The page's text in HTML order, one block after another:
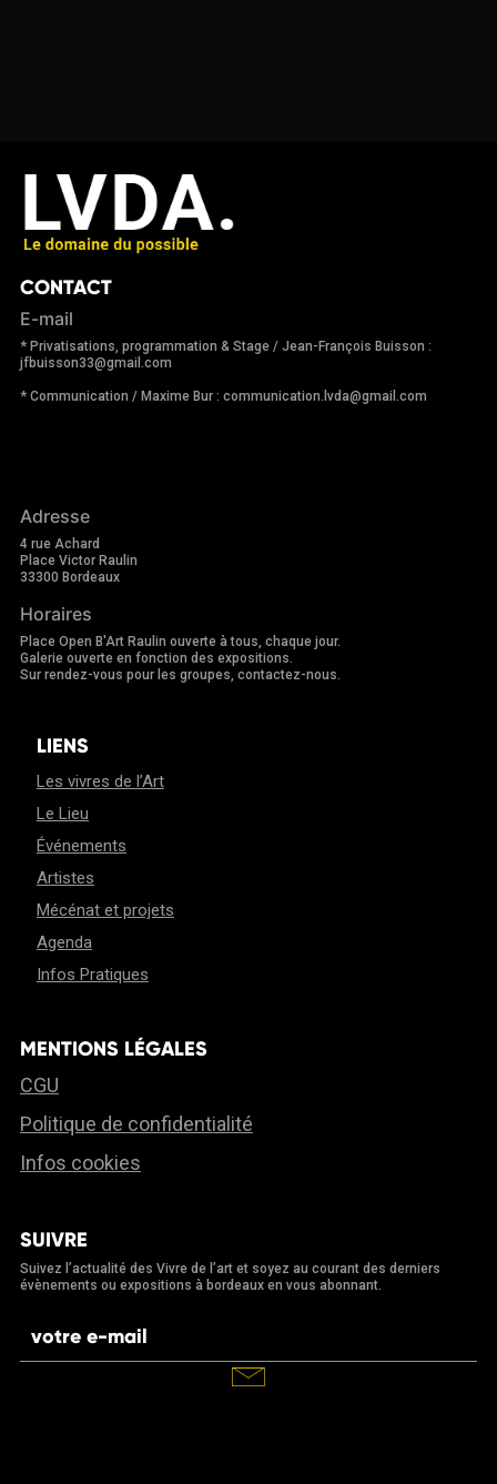
CONTACT
E-mail
* Privatisations, programmation & Stage / Jean-François Buisson :
jfbuisson33@gmail.com
* Communication / Maxime Bur : communication.lvda@gmail.com
Adresse
4 rue Achard
Place Victor Raulin
33300 Bordeaux
Horaires
Place Open B'Art Raulin ouverte à tous, chaque jour.
Galerie ouverte en fonction des expositions.
Sur rendez-vous pour les groupes, contactez-nous.
LIENS
Les vivres de l’Art
Le Lieu
Événements
Artistes
Mécénat et projets
Agenda
Infos Pratiques
MENTIONS LÉGALES
CGU
Politique de confidentialité
Infos cookies
SUIVRE
Suivez l’actualité des Vivre de l’art et soyez au courant des derniers
évènements ou expositions à bordeaux en vous abonnant.